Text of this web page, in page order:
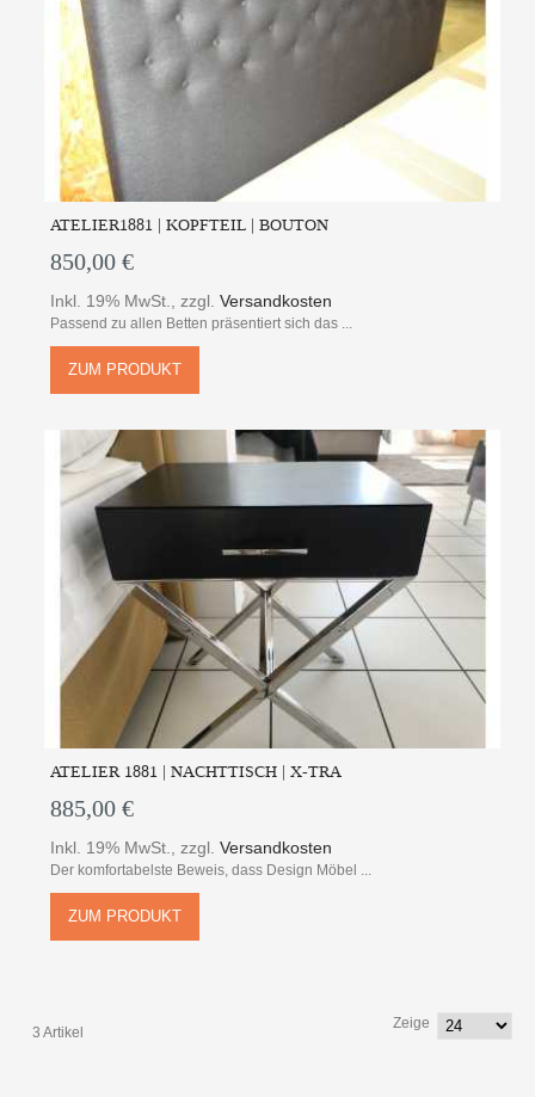
ATELIER1881 | KOPFTEIL | BOUTON
850,00 €
Inkl. 19% MwSt. ,zzgl.Versandkosten
Passend zu allen Betten präsentiert sich das ...
ZUM PRODUKT
ATELIER 1881 | NACHTTISCH | X-TRA
885,00 €
Inkl. 19% MwSt. ,zzgl.Versandkosten
Der komfortabelste Beweis, dass Design Möbel ...
ZUM PRODUKT
3 Artikel
Zeige